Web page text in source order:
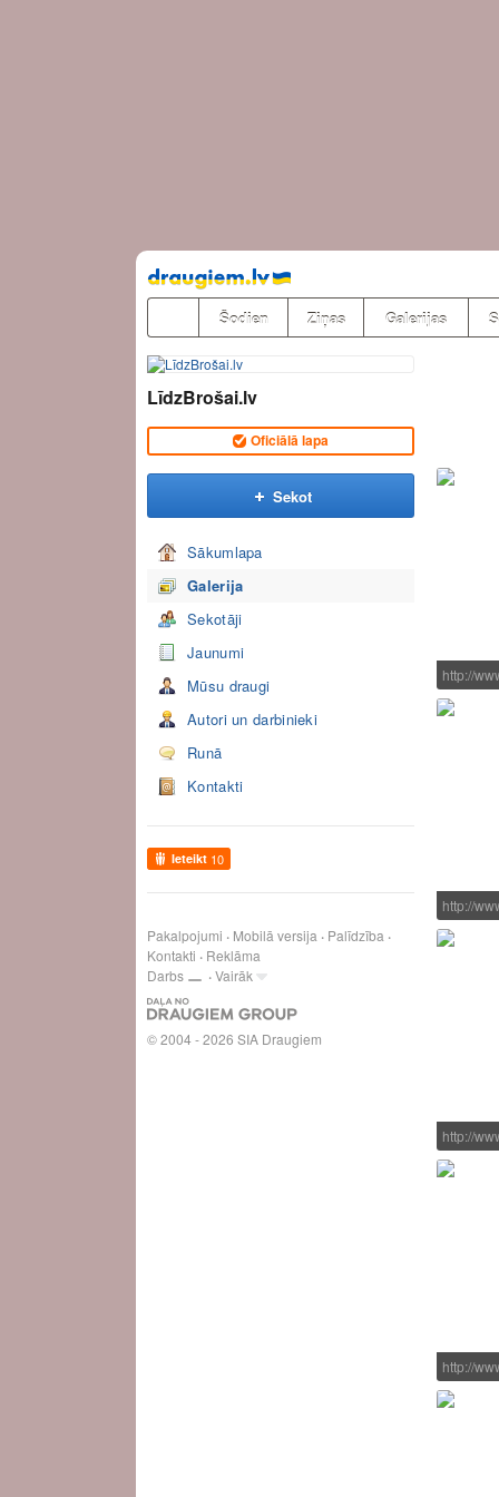
Pāriet
uz
saturu
Šodien Ziņas Galerijas
LīdzBrošai.lv
Oficiālā lapa
Sekot
Sākumlapa
Galerija
Sekotāji
Jaunumi
Mūsu draugi
Autori un darbinieki
Runā
Kontakti
Ieteikt 10
Pakalpojumi Mobilā versija
Palīdzība
Kontakti
Reklāma
Darbs
Vairāk
© 2004 - 2026 SIA Draugiem
http://
http://
http://
http://